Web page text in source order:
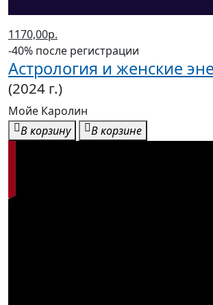
1170,00р.
-40% после регистрации
Астрология и женские
(2024 г.)
Мойе Каролин
В корзину
В корзине